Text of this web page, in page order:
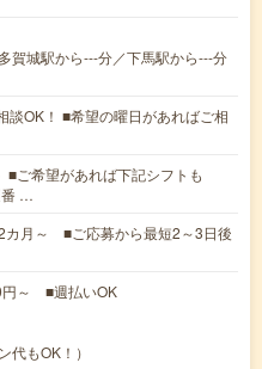
賀城駅から---分／下馬駅から---分
談OK！ ■希望の曜日があればご相
ご希望があれば下記シフトも
番 …
2カ月～ ■ご応募から最短2～3日後
円～ ■週払いOK
代もOK！）